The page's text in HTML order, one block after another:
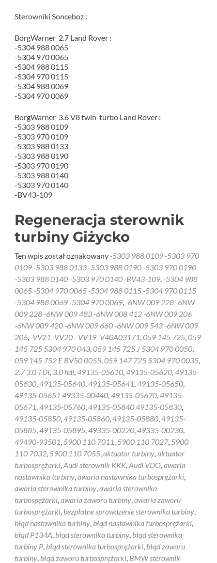
Sterowniki Sonceboz :
BorgWarner 2.7 Land Rover :
-5304 988 0065
-5304 970 0065
-5304 988 0115
-5304 970 0115
-5304 988 0069
-5304 970 0069
BorgWarner 3.6 V8 twin-turbo Land Rover :
-5303 988 0109
-5303 970 0109
-5303 988 0133
-5303 988 0190
-5303 970 0190
-5303 988 0140
-5303 970 0140
-BV43-109
Regeneracja sterownik
turbiny Giżycko
Ten wpis został oznakowany -5303 988 0109 -5303 970
0109 -5303 988 0133 -5303 988 0190 -5303 970 0190
-5303 988 0140 -5303 970 0140 -BV43-109, -5304 988
0065 -5304 970 0065 -5304 988 0115 -5304 970 0115
-5304 988 0069 -5304 970 0069, -6NW 009 228 -6NW
009 228 -6NW 009 483 -6NW 008 412 -6NW 009 206
-6NW 009 420 -6NW 009 660 -6NW 009 543 -6NW 009
206, -VV21 -VV20 - VV19 -V40A03171,059 145 725,059
145 725 5304 970 043,059 145 725 J 5304 970 0050,
059 145 752 E BV50 0055,059 147 725 5304 970 0035,
2.7 3.0 TDI, 3.0 hdi,49135-05610,49135-05620,49135-
05630,49135-05640,49135-05641,49135-05650,
49135-05651 49335-00440,49135-05670,49135-
05671,49135-05760,49135-05840 49135-05830,
49135-05850,49135-05860,49135-05880,49135-
05885,49135-05895,49335-00220,49335-00230,
49490-93501, 5900 110 7011, 5900 110 7027, 5900
110 7032, 5900 110 7055,aktuator turbiny,aktuator
turbosprężarki,Audi sterownik KKK,Audi VDO,awaria
nastawnika turbiny,awaria nastawnika turbosprężarki,
awaria sterownika turbiny,awaria sterownika
turbospężarki,awaria zaworu turbiny,awaria zaworu
turbosprężarki, bezpłatne sprawdzenie sterownika turbiny,
błąd nastawnika turbiny, błąd nastawnika turbosprężarki,
błąd P134A, błąd sterownika turbiny, błąd sterownika
turbiny P, błąd sterownika turbosprężarki, błąd zaworu
turbiny, błąd zaworu turbosprężarki, BMW sterownik